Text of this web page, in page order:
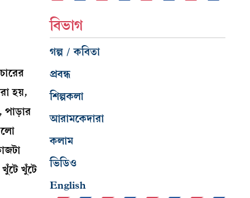
হয়,
পাড়ার
খুঁটে
বিভাগ
গল্প / কবিতা
প্রবন্ধ
শিল্পকলা
আরামকেদারা
কলাম
ভিডিও
English